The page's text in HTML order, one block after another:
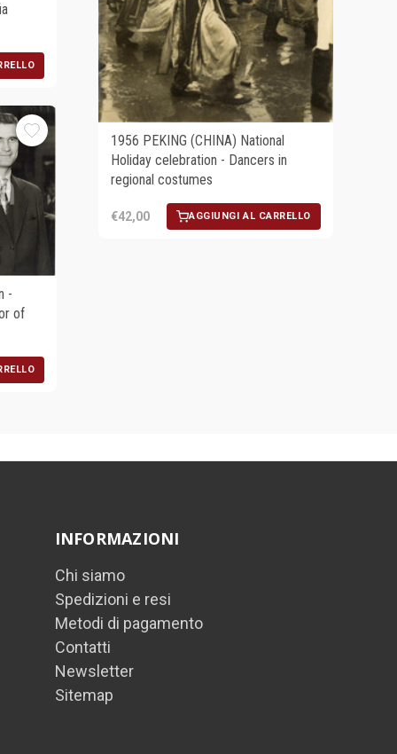
1956 PEKING (CHINA) National
Holiday celebration - Dancers in
regional costumes
€42,00 AGGIUNGI AL CARRELLO
-
of
INFORMAZIONI
Chi siamo
Spedizioni e resi
Metodi di pagamento
Contatti
Newsletter
Sitemap